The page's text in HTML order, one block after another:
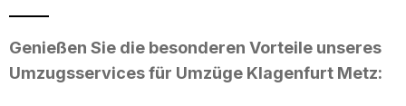
Genießen Sie die besonderen Vorteile unseres
Umzugsservices für Umzüge Klagenfurt Metz: